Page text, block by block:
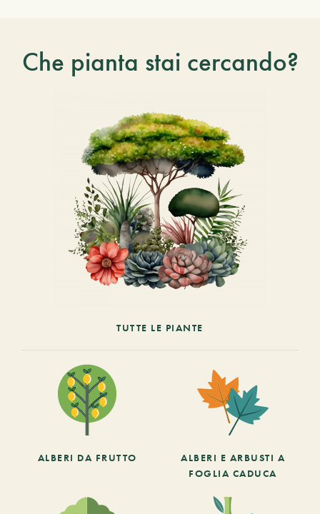
Che pianta stai cercando?
TUTTE LE PIANTE
ALBERI DA FRUTTO
ALBERI E ARBUSTI A
FOGLIA CADUCA